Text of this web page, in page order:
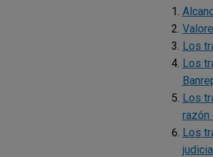
Los
Los
Los
razón
Los